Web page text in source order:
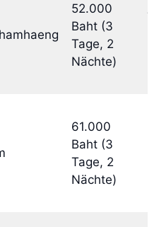
52.000
Baht (3
Tage, 2
Nächte)
61.000
Baht (3
Tage, 2
Nächte)